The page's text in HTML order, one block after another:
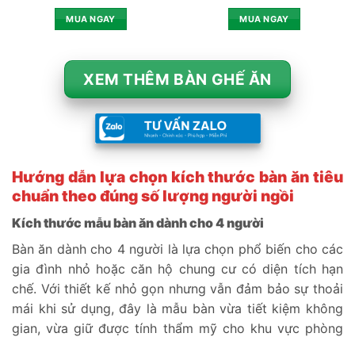
MUA NGAY MUA NGAY
XEM THÊM BÀN GHẾ ĂN
Hướng dẫn lựa chọn kích thước bàn ăn tiêu
chuẩn theo đúng số lượng người ngồi
Kích thước mẫu bàn ăn dành cho 4 người
Bàn ăn dành cho 4 người là lựa chọn phổ biến cho các
gia đình nhỏ hoặc căn hộ chung cư có diện tích hạn
chế. Với thiết kế nhỏ gọn nhưng vẫn đảm bảo sự thoải
mái khi sử dụng, đây là mẫu bàn vừa tiết kiệm không
gian, vừa giữ được tính thẩm mỹ cho khu vực phòng